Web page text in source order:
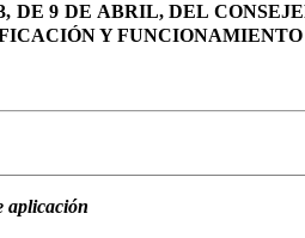
DE 9 DE ABRIL, DEL
Y
aplicación